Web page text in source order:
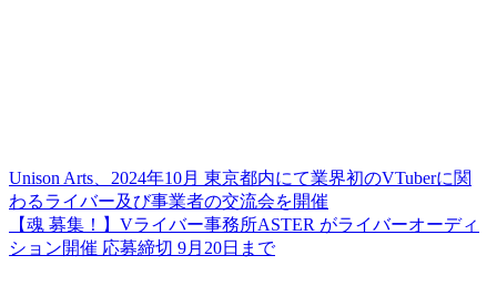
Unison Arts、2024年10月 東京都内にて業界初のVTuberに関
わるライバー及び事業者の交流会を開催
【魂 募集！】Vライバー事務所ASTER がライバーオーディ
ション開催 応募締切 9月20日まで